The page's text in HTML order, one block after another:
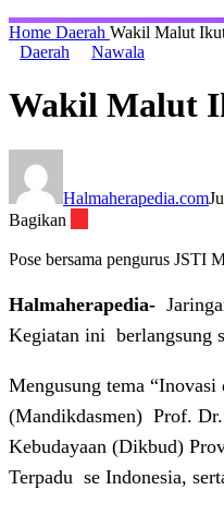
Home Daerah Wakil Malut
Daerah
Nawala
Wakil Malut
Halmaherapedia.com
Bagikan
Pose bersama pengurus JSTI
Halmaherapedia-
Kegiatan ini berlangsung
Mengusung tema
(Mandikdasmen) Prof.
Kebudayaan (Dikbud)
Terpadu se Indonesia,